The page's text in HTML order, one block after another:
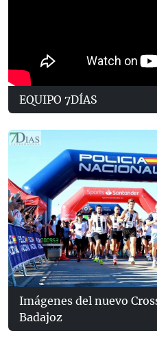
EQUIPO 7DÍAS
Imágenes del nuevo
Badajoz